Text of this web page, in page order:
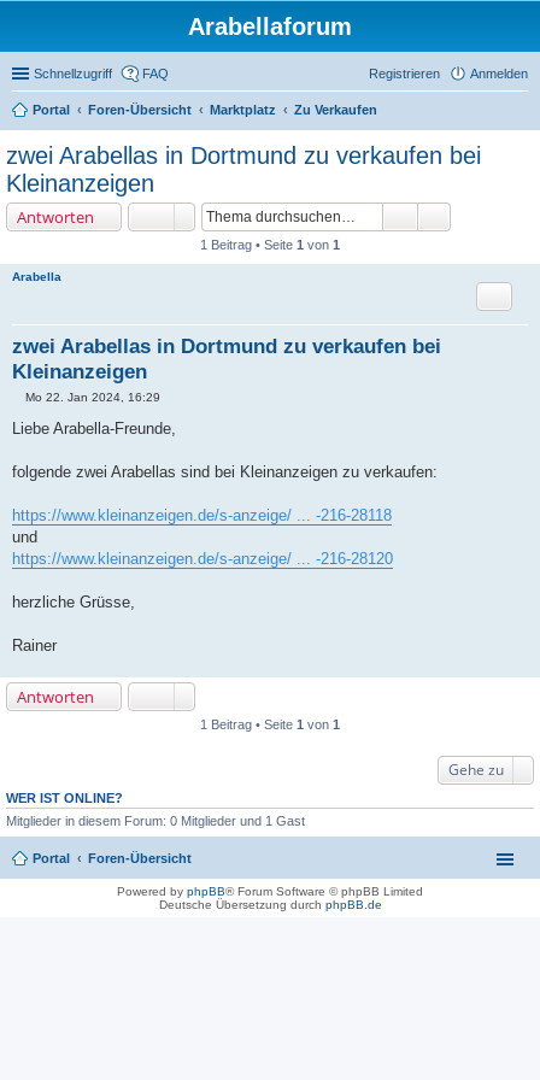
Arabellaforum
Schnellzugriff FAQ Anmelden
Registrieren
Portal Foren-Übersicht Marktplatz
Zu Verkaufen
zwei Arabellas in Dortmund zu verkaufen bei
Kleinanzeigen
Antworten
1 Beitrag • Seite 1 von 1
Arabella
zwei Arabellas in Dortmund zu verkaufen bei
Kleinanzeigen
i
r
a
Mo 22. Jan 2024, 16:29
Liebe Arabella-Freunde,
folgende zwei Arabellas sind bei Kleinanzeigen zu verkaufen:
https://www.kleinanzeigen.de/s-anzeige/ ... -216-28118
und
https://www.kleinanzeigen.de/s-anzeige/ ... -216-28120
herzliche Grüsse,
Rainer
Antworten
1 Beitrag • Seite 1 von 1
Gehe zu
WER IST ONLINE?
Mitglieder in diesem Forum: 0 Mitglieder und 1 Gast
Portal Foren-Übersicht
Powered by phpBB® Forum Software © phpBB Limited
Deutsche Übersetzung durch phpBB.de